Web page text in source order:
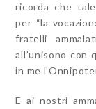
ricorda che
per “la
fratelli
all’unisono con
in me
E ai nostri